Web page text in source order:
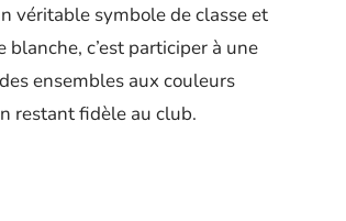
véritable symbole de classe et
blanche, c’est participer à une
ensembles aux couleurs
restant fidèle au club.